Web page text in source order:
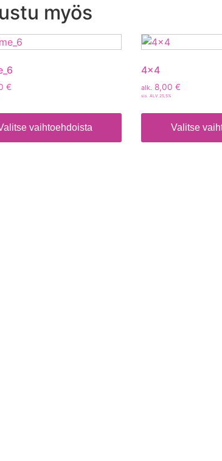
myös
€
vaihtoehdoista
4×4
alk. 8,00 €
sis. ALV 25,5%
Valitse